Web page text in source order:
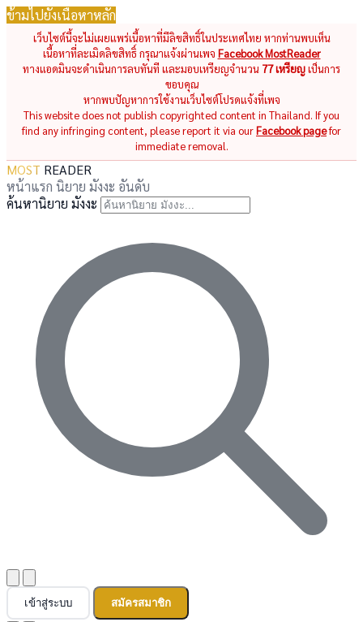
ข้ามไปยังเนื้อหาหลัก
เว็บไซต์นี้จะไม่เผยแพร่เนื้อหาที่มีลิขสิทธิ์ในประเทศไทย หากท่านพบเห็น
เนื้อหาที่ละเมิดลิขสิทธิ์ กรุณาแจ้งผ่านเพจ Facebook MostReader
ทางแอดมินจะดำเนินการลบทันที และมอบเหรียญจำนวน 77 เหรียญเป็นการ
ขอบคุณ
หากพบปัญหาการใช้งานเว็บไซต์โปรดแจ้งที่เพจ
This website does not publish copyrighted content in Thailand. If you
find any infringing content, please report it via ourFacebook pagefor
immediate removal.
MOST READER
หน้าแรก นิยาย มังงะ อันดับ
ค้นหานิยาย มังงะ
เข้าสู่ระบบ สมัครสมาชิก